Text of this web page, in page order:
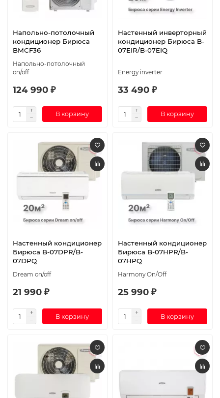
Напольно-потолочный
кондиционер Бирюса
BMCF36
Напольно-потолочный
on/off
124 990 ₽
В корзину
Настенный инверторный
кондиционер Бирюса B-
07EIR/B-07EIQ
Energy inverter
33 490 ₽
В корзину
Настенный кондиционер
Бирюса B-07DPR/B-
07DPQ
Dream on/off
21 990 ₽
В корзину
Настенный кондиционер
Бирюса B-07HPR/B-
07HPQ
Harmony On/Off
25 990 ₽
В корзину